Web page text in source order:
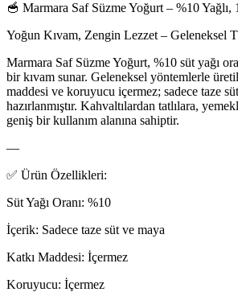
🥣 Marmara Saf Süzme Yoğurt – %10 Yağlı,
Yoğun Kıvam, Zengin Lezzet – Geleneksel
Marmara Saf Süzme Yoğurt, %10 süt yağı
bir kıvam sunar. Geleneksel yöntemlerle
maddesi ve koruyucu içermez; sadece taze
hazırlanmıştır. Kahvaltılardan tatlılara,
geniş bir kullanım alanına sahiptir.
—
✅ Ürün Özellikleri:
Süt Yağı Oranı: %10
İçerik: Sadece taze süt ve maya
Katkı Maddesi: İçermez
Koruyucu: İçermez